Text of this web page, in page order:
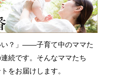
い？」――子育て中のママた
続です。そんなママたち
をお届けします。